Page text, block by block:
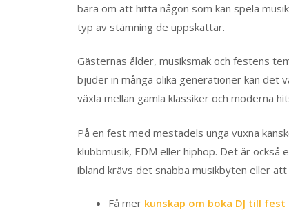
bara om att hitta någon som kan spela
typ av stämning de uppskattar.
Gästernas ålder, musiksmak och festens
bjuder in många olika generationer kan det
växla mellan gamla klassiker och moderna
På en fest med mestadels unga vuxna
klubbmusik, EDM eller hiphop. Det är också
ibland krävs det snabba musikbyten eller
Få mer kunskap om boka DJ till fest